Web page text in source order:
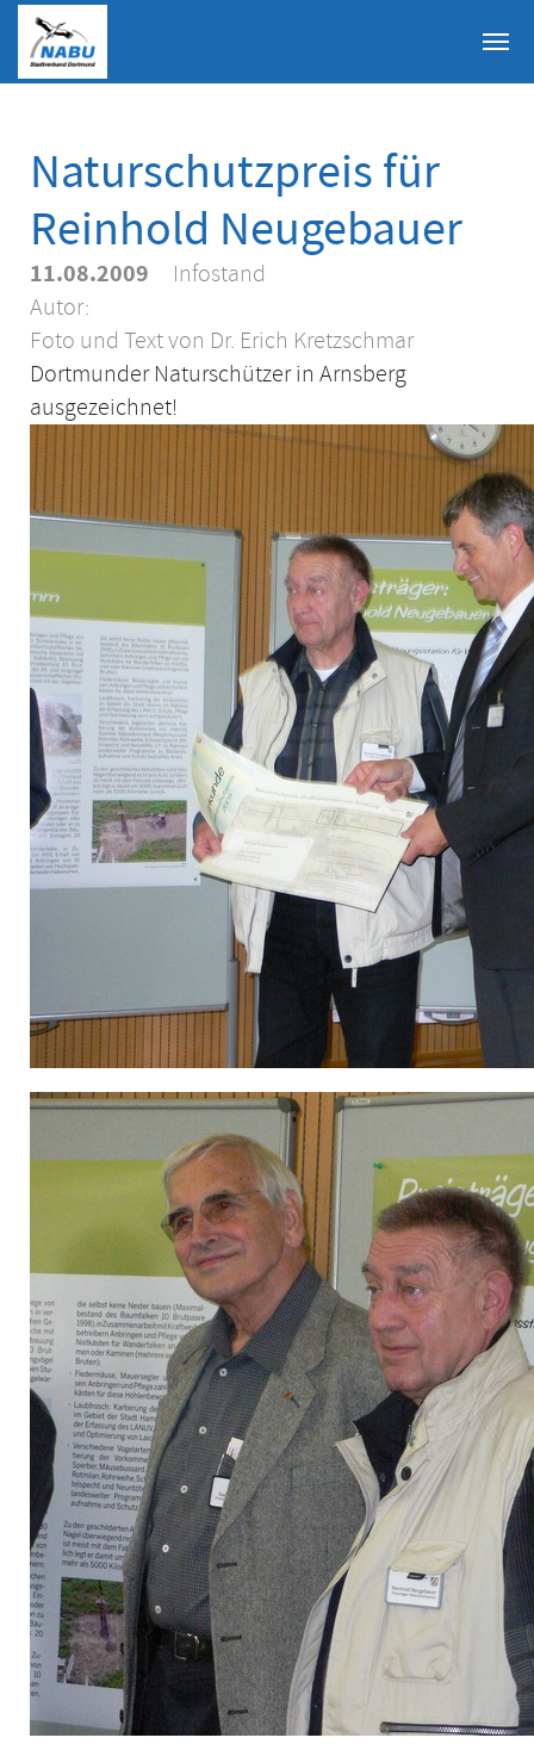
Skip to main content
Naturschutzpreis für
Reinhold Neugebauer
11.08.2009
Infostand
Autor:
Foto und Text von Dr. Erich Kretzschmar
Dortmunder Naturschützer in Arnsberg
ausgezeichnet!